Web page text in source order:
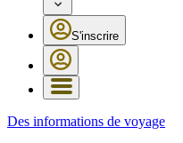
S'inscrire
Des informations de voyage